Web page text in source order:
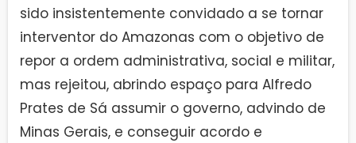
sido insistentemente convidado a se tornar
interventor do Amazonas com o objetivo de
repor a ordem administrativa, social e militar,
mas rejeitou, abrindo espaço para Alfredo
Prates de Sá assumir o governo, advindo de
Minas Gerais, e conseguir acordo e